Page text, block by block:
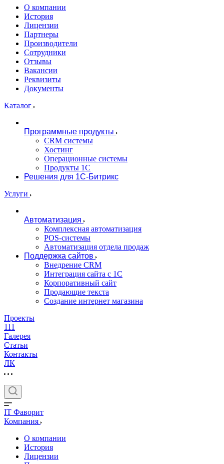
О компании
История
Лицензии
Партнеры
Производители
Сотрудники
Отзывы
Вакансии
Реквизиты
Документы
Каталог
Программные продукты
CRM системы
Хостинг
Операционные системы
Продукты 1С
Решения для 1С-Битрикс
Услуги
Автоматизация
Комплексная автоматизация
POS-системы
Автоматизация отдела продаж
Поддержка сайтов
Внедрение CRM
Интеграция сайта с 1С
Корпоративный сайт
Продающие текста
Создание интернет магазина
Проекты
111
Галерея
Статьи
Контакты
ЛК
IT Фаворит
Компания
О компании
История
Лицензии